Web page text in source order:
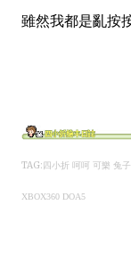
雖然我都是亂按
TAG: 四小折 呵呵 可樂 兔
XBOX360 DOA5